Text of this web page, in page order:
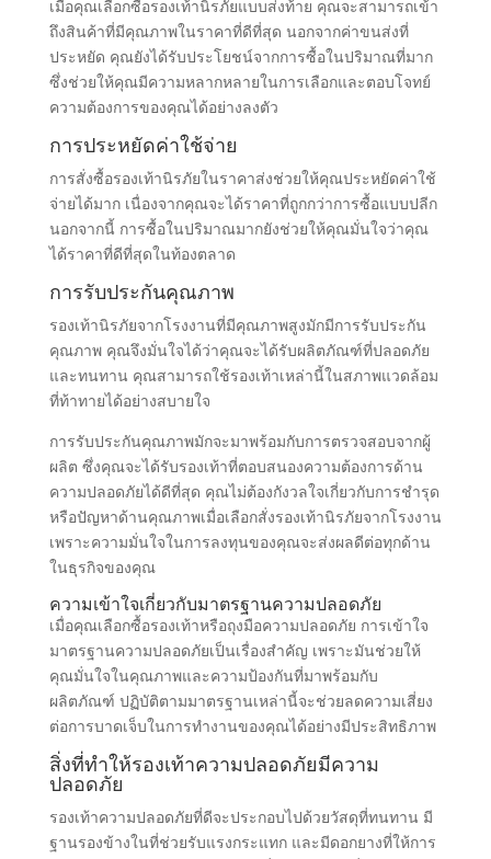
เมื่อคุณเลือกซื้อรองเท้านิรภัยแบบส่งท้าย คุณจะสามารถเข้า
ถึงสินค้าที่มีคุณภาพในราคาที่ดีที่สุด นอกจากค่าขนส่งที่
ประหยัด คุณยังได้รับประโยชน์จากการซื้อในปริมาณที่มาก
ซึ่งช่วยให้คุณมีความหลากหลายในการเลือกและตอบโจทย์
ความต้องการของคุณได้อย่างลงตัว
การประหยัดค่าใช้จ่าย
การสั่งซื้อรองเท้านิรภัยในราคาส่งช่วยให้คุณประหยัดค่าใช้
จ่ายได้มาก เนื่องจากคุณจะได้ราคาที่ถูกกว่าการซื้อแบบปลีก
นอกจากนี้ การซื้อในปริมาณมากยังช่วยให้คุณมั่นใจว่าคุณ
ได้ราคาที่ดีที่สุดในท้องตลาด
การรับประกันคุณภาพ
รองเท้านิรภัยจากโรงงานที่มีคุณภาพสูงมักมีการรับประกัน
คุณภาพ คุณจึงมั่นใจได้ว่าคุณจะได้รับผลิตภัณฑ์ที่ปลอดภัย
และทนทาน คุณสามารถใช้รองเท้าเหล่านี้ในสภาพแวดล้อม
ที่ท้าทายได้อย่างสบายใจ
การรับประกันคุณภาพมักจะมาพร้อมกับการตรวจสอบจากผู้
ผลิต ซึ่งคุณจะได้รับรองเท้าที่ตอบสนองความต้องการด้าน
ความปลอดภัยได้ดีที่สุด คุณไม่ต้องกังวลใจเกี่ยวกับการชำรุด
หรือปัญหาด้านคุณภาพเมื่อเลือกสั่งรองเท้านิรภัยจากโรงงาน
เพราะความมั่นใจในการลงทุนของคุณจะส่งผลดีต่อทุกด้าน
ในธุรกิจของคุณ
ความเข้าใจเกี่ยวกับมาตรฐานความปลอดภัย
เมื่อคุณเลือกซื้อรองเท้าหรือถุงมือความปลอดภัย การเข้าใจ
มาตรฐานความปลอดภัยเป็นเรื่องสำคัญ เพราะมันช่วยให้
คุณมั่นใจในคุณภาพและความป้องกันที่มาพร้อมกับ
ผลิตภัณฑ์ ปฏิบัติตามมาตรฐานเหล่านี้จะช่วยลดความเสี่ยง
ต่อการบาดเจ็บในการทำงานของคุณได้อย่างมีประสิทธิภาพ
สิ่งที่ทำให้รองเท้าความปลอดภัยมีความ
ปลอดภัย
รองเท้าความปลอดภัยที่ดีจะประกอบไปด้วยวัสดุที่ทนทาน มี
ฐานรองข้างในที่ช่วยรับแรงกระแทก และมีดอกยางที่ให้การ